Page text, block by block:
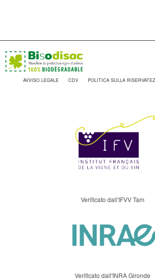
AVVISO LEGALE CDV POLITICA SULLA
Verificato dall'IFVV Tam
Verificato dall'INRA Gironde